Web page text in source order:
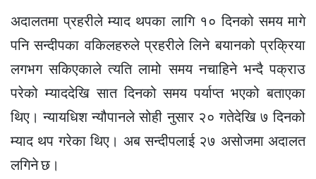
अदालतमा प्रहरीले म्याद थपका लागि १० दिनको समय मागे
पनि सन्दीपका वकिलहरुले प्रहरीले लिने बयानको प्रक्रिया
लगभग सकिएकाले त्यति लामो समय नचाहिने भन्दै पक्राउ
परेको म्याददेखि सात दिनको समय पर्याप्त भएको बताएका
थिए। न्यायधिश न्यौपानले सोही नुसार २० गतेदेखि ७ दिनको
म्याद थप गरेका थिए। अब सन्दीपलाई २७ असोजमा अदालत
लगिने छ।